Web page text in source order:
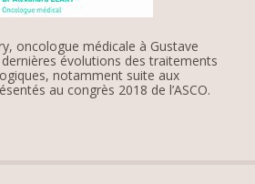
oncologue médicale à Gustave
évolutions des traitements
notamment suite aux
au congrès 2018 de l’ASCO.